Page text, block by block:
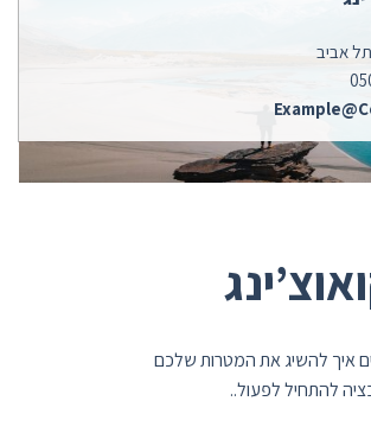
איך להשיג את המטרות שלכם
להתחיל לפעול..